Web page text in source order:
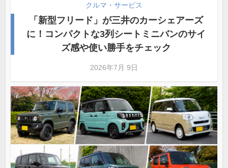
クルマ・サービス
「新型フリード」が三井のカーシェアーズ
に！コンパクトな3列シートミニバンのサイ
ズ感や使い勝手をチェック
2026年7月 9日